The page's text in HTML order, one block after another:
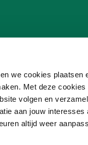
we cookies plaatsen
Met deze cookies
volgen en
aan jouw interesses
altijd weer